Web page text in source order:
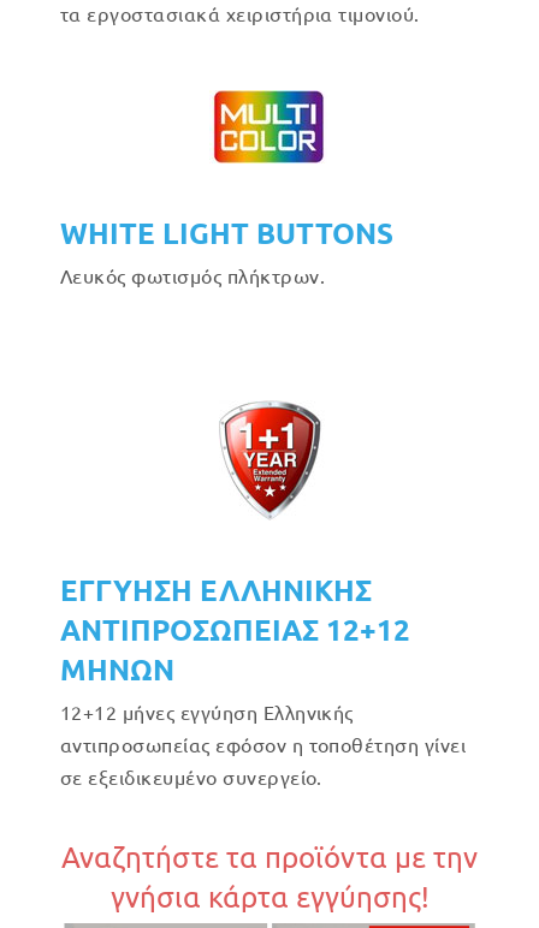
τα εργοστασιακά χειριστήρια τιμονιού.
WHITE LIGHT BUTTONS
Λευκός φωτισμός πλήκτρων.
ΕΓΓΥΗΣΗ ΕΛΛΗΝΙΚΗΣ
ΑΝΤΙΠΡΟΣΩΠΕΙΑΣ 12+12
ΜΗΝΩΝ
12+12 μήνες εγγύηση Ελληνικής
αντιπροσωπείας εφόσον η τοποθέτηση γίνει
σε εξειδικευμένο συνεργείο.
Αναζητήστε τα προϊόντα με την
γνήσια κάρτα εγγύησης!